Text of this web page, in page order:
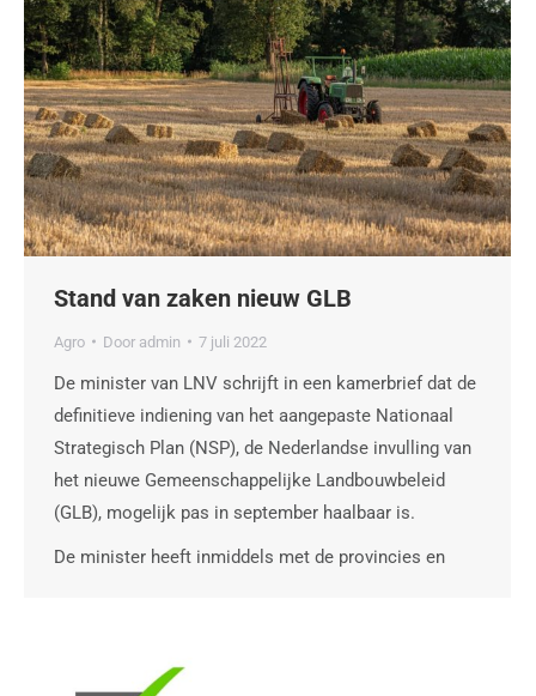
Stand van zaken nieuw GLB
Agro Door admin 7 juli 2022
De minister van LNV schrijft in een kamerbrief dat de
definitieve indiening van het aangepaste Nationaal
Strategisch Plan (NSP), de Nederlandse invulling van
het nieuwe Gemeenschappelijke Landbouwbeleid
(GLB), mogelijk pas in september haalbaar is.
De minister heeft inmiddels met de provincies en